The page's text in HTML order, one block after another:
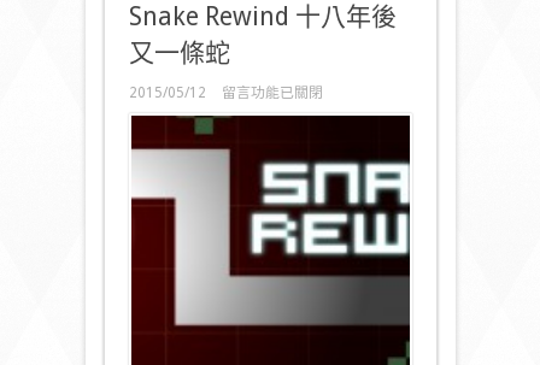
Snake Rewind 十八年後
又一條蛇
2015/05/12
在
〈Snake
十
條
留言功能已關閉